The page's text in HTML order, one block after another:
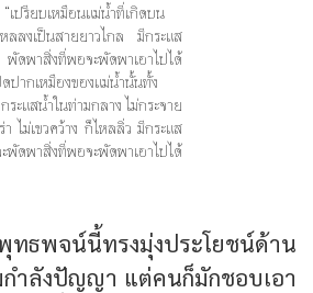
“เปรียบเหมือนแม่น้ำที่เกิดบน
ลลงเป็นสายยาวไกล มีกระแส
พาสิ่งที่พอจะพัดพาเอาไปได้
ปากเหมืองของแม่น้ำนั้นทั้ง
ระแสน้ำในท่ามกลาง ไม่กระจาย
า ไม่เขวคว้าง ก็ไหลลิ่ว มีกระแส
พัดพาสิ่งที่พอจะพัดพาเอาไปได้
จน์นี้ทรงมุ่งประโยชน์ด้าน
กำลังปัญญา แต่คนก็มักชอบเอา